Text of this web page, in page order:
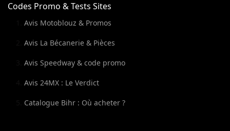
Codes Promo & Tests Sites
Avis Motoblouz & Promos
Avis La Bécanerie & Pièces
Avis Speedway & code promo
Avis 24MX : Le Verdict
Catalogue Bihr : Où acheter ?